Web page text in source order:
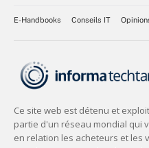
E-Handbooks Conseils IT